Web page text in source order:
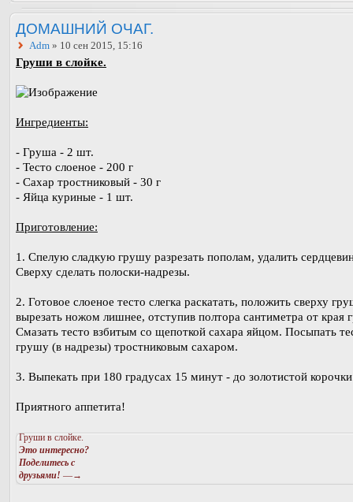
ДОМАШНИЙ ОЧАГ.
Adm » 10 сен 2015, 15:16
Груши в слойке.
Ингредиенты:
- Груша - 2 шт.
- Тесто слоеное - 200 г
- Сахар тростниковый - 30 г
- Яйца куриные - 1 шт.
Приготовление:
1. Спелую сладкую грушу разрезать пополам, удалить
Сверху сделать полоски-надрезы.
2. Готовое слоеное тесто слегка раскатать, положить сверху
вырезать ножом лишнее, отступив полтора сантиметра от края
Смазать тесто взбитым со щепоткой сахара яйцом. Посыпать
грушу (в надрезы) тростниковым сахаром.
3. Выпекать при 180 градусах 15 минут - до золотистой
Приятного аппетита!
Груши в слойке.
Это интересно?
Поделитесь с
друзьями! —→